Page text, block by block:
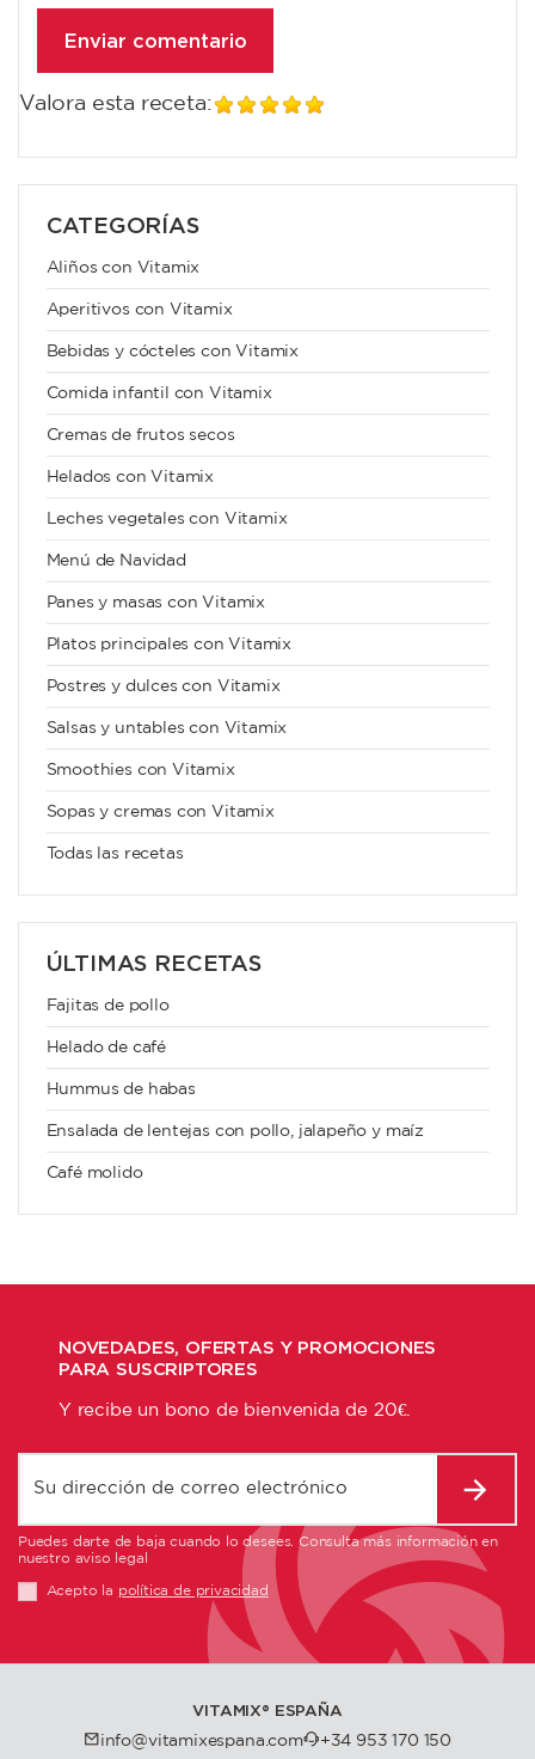
Valora esta receta:
CATEGORÍAS
Aliños con Vitamix
Aperitivos con Vitamix
Bebidas y cócteles con Vitamix
Comida infantil con Vitamix
Cremas de frutos secos
Helados con Vitamix
Leches vegetales con Vitamix
Menú de Navidad
Panes y masas con Vitamix
Platos principales con Vitamix
Postres y dulces con Vitamix
Salsas y untables con Vitamix
Smoothies con Vitamix
Sopas y cremas con Vitamix
Todas las recetas
ÚLTIMAS RECETAS
Fajitas de pollo
Helado de café
Hummus de habas
Ensalada de lentejas con pollo, jalapeño y maíz
Café molido
NOVEDADES, OFERTAS Y PROMOCIONES
PARA SUSCRIPTORES
Y recibe un bono de bienvenida de 20€.
Puedes darte de baja cuando lo desees. Consulta más información en
nuestro aviso legal
Acepto la política de privacidad
VITAMIX®️ ESPAÑA
info@vitamixespana.com +34 953 170 150